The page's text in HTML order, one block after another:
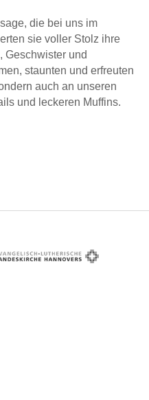
die bei uns im
sie voller Stolz ihre
Geschwister und
staunten und erfreuten
auch an unseren
und leckeren Muffins.